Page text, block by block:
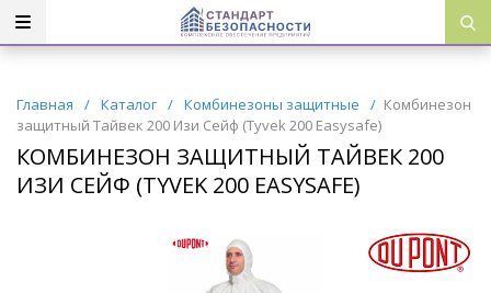
Главная / Каталог / Комбинезоны защитные / Комбинезон
защитный Тайвек 200 Изи Сейф (Tyvek 200 Easysafe)
КОМБИНЕЗОН ЗАЩИТНЫЙ ТАЙВЕК 200
ИЗИ СЕЙФ (TYVEK 200 EASYSAFE)